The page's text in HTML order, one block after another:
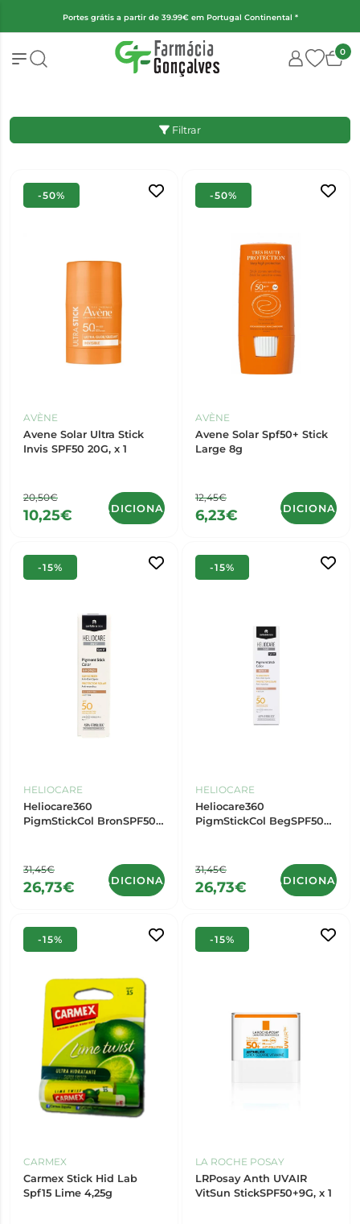
(Exceto fraldas, alimentação infantil e encomendas
0
Filtrar
-50%
AVÈNE
Avene Solar Ultra Stick
Invis SPF50 20G, x 1
20,50€
10,25€ ADICIONAR
-50%
AVÈNE
Avene Solar Spf50+ Stick
Large 8g
12,45€
6,23€ ADICIONAR
-15%
HELIOCARE
Heliocare360
PigmStickCol BronSPF50
31,45€
26,73€ ADICIONAR
-15%
HELIOCARE
Heliocare360
PigmStickCol BegSPF50
31,45€
26,73€ ADICIONAR
-15%
CARMEX
Carmex Stick Hid Lab
Spf15 Lime 4,25g
-15%
LA ROCHE POSAY
LRPosay Anth UVAIR
VitSun StickSPF50+9G, x 1